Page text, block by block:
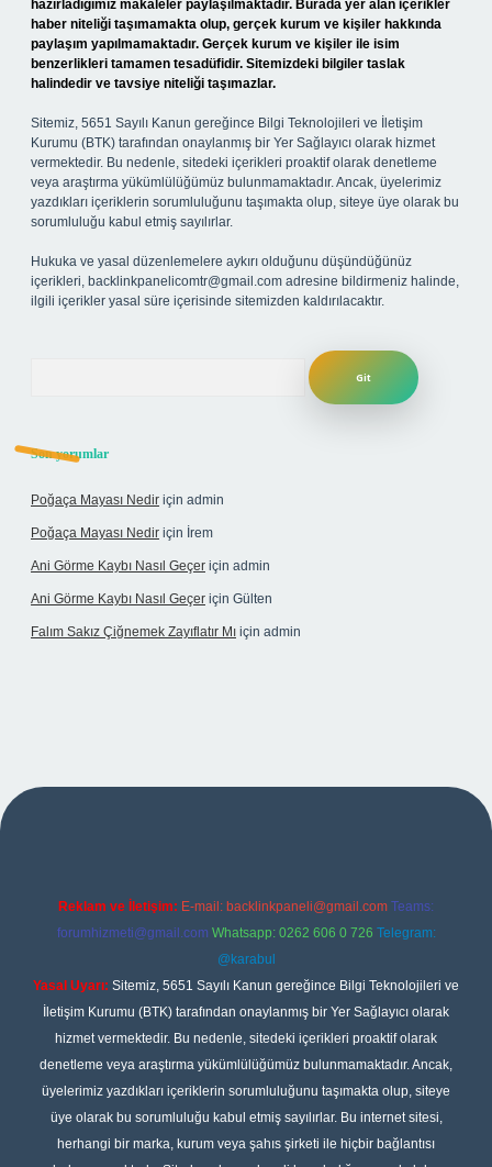
hazırladığımız makaleler paylaşılmaktadır. Burada yer alan içerikler
haber niteliği taşımamakta olup, gerçek kurum ve kişiler hakkında
paylaşım yapılmamaktadır. Gerçek kurum ve kişiler ile isim
benzerlikleri tamamen tesadüfidir. Sitemizdeki bilgiler taslak
halindedir ve tavsiye niteliği taşımazlar.
Sitemiz, 5651 Sayılı Kanun gereğince Bilgi Teknolojileri ve İletişim
Kurumu (BTK) tarafından onaylanmış bir Yer Sağlayıcı olarak hizmet
vermektedir. Bu nedenle, sitedeki içerikleri proaktif olarak denetleme
veya araştırma yükümlülüğümüz bulunmamaktadır. Ancak, üyelerimiz
yazdıkları içeriklerin sorumluluğunu taşımakta olup, siteye üye olarak bu
sorumluluğu kabul etmiş sayılırlar.
Hukuka ve yasal düzenlemelere aykırı olduğunu düşündüğünüz
içerikleri, backlinkpanelicomtr@gmail.com adresine bildirmeniz halinde,
ilgili içerikler yasal süre içerisinde sitemizden kaldırılacaktır.
Son yorumlar
Poğaça Mayası Nedir için admin
Poğaça Mayası Nedir için İrem
Ani Görme Kaybı Nasıl Geçer için admin
Ani Görme Kaybı Nasıl Geçer için Gülten
Falım Sakız Çiğnemek Zayıflatır Mı için admin
Reklam ve İletişim: E-mail: backlinkpaneli@gmail.com Teams:
forumhizmeti@gmail.com Whatsapp: 0262 606 0 726 Telegram:
@karabul
Yasal Uyarı: Sitemiz, 5651 Sayılı Kanun gereğince Bilgi Teknolojileri ve
İletişim Kurumu (BTK) tarafından onaylanmış bir Yer Sağlayıcı olarak
hizmet vermektedir. Bu nedenle, sitedeki içerikleri proaktif olarak
denetleme veya araştırma yükümlülüğümüz bulunmamaktadır. Ancak,
üyelerimiz yazdıkları içeriklerin sorumluluğunu taşımakta olup, siteye
üye olarak bu sorumluluğu kabul etmiş sayılırlar. Bu internet sitesi,
herhangi bir marka, kurum veya şahıs şirketi ile hiçbir bağlantısı